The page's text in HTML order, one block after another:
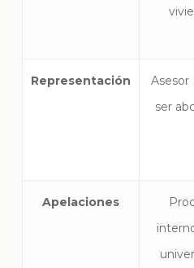
Representación
Asesor
ser
Apelaciones